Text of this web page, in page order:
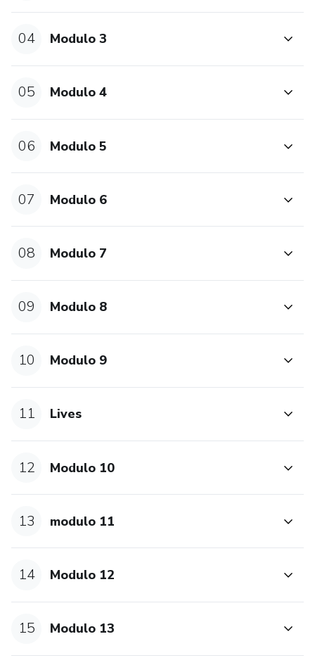
04 Modulo 3
05 Modulo 4
06 Modulo 5
07 Modulo 6
08 Modulo 7
09 Modulo 8
10 Modulo 9
11 Lives
12 Modulo 10
13 modulo 11
14 Modulo 12
15 Modulo 13